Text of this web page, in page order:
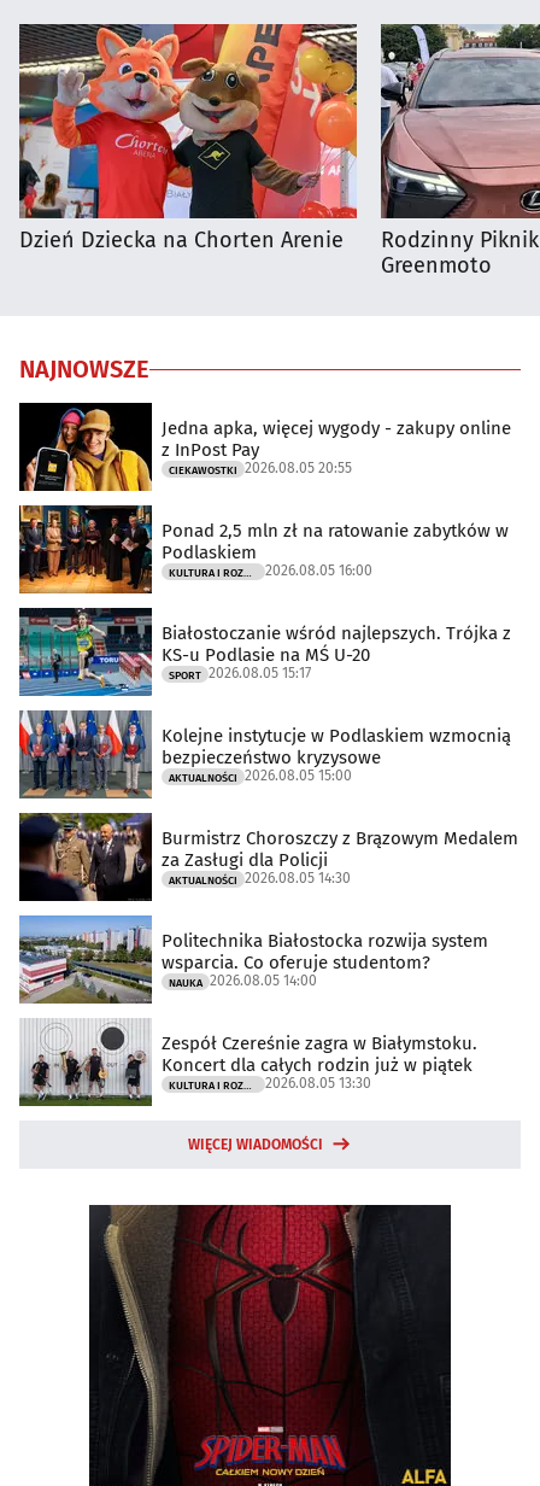
Dzień Dziecka na Chorten Arenie
Rodzinny
Greenmoto
NAJNOWSZE
Jedna apka, więcej wygody - zakupy online
z InPost Pay
CIEKAWOSTKI 2026.08.05 20:55
Ponad 2,5 mln zł na ratowanie zabytków w
Podlaskiem
2026.08.05 16:00
Białostoczanie wśród najlepszych. Trójka z
KS-u Podlasie na MŚ U-20
SPORT 2026.08.05 15:17
Kolejne instytucje w Podlaskiem wzmocnią
bezpieczeństwo kryzysowe
AKTUALNOŚCI 2026.08.05 15:00
Burmistrz Choroszczy z Brązowym Medalem
za Zasługi dla Policji
AKTUALNOŚCI 2026.08.05 14:30
Politechnika Białostocka rozwija system
wsparcia. Co oferuje studentom?
NAUKA 2026.08.05 14:00
Zespół Czereśnie zagra w Białymstoku.
Koncert dla całych rodzin już w piątek
2026.08.05 13:30
WIĘCEJ WIADOMOŚCI